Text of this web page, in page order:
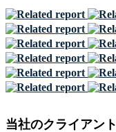
当社のクライアント